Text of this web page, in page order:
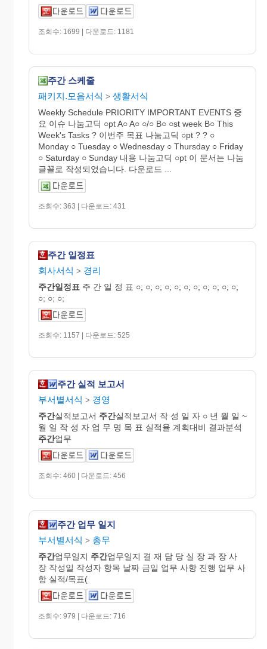
조회수: 1699 | 다운로드: 1181
주간 스케줄
패키지.모음서식 > 생활서식
Weekly Schedule PRIORITY IMPORTANT EVENTS 중
요 이슈 나눔고딕 ○pt A○ A○ ○/○ B○ ○st week B○ This
Week's Tasks ? 이번주 목표 나눔고딕 ○pt ? ? ○
Monday ○ Tuesday ○ Wednesday ○ Thursday ○ Friday
○ Saturday ○ Sunday 내용 나눔고딕 ○pt 이 문서는 나눔
글꼴로 작성되었습니다. 다운로드 ...
조회수: 363 | 다운로드: 431
주간 일정표
회사서식 > 경리
주간일정표 주 간 일 정 표 ○; ○; ○; ○; ○; ○; ○; ○; ○; ○; ○;
○; ○; ○;
조회수: 1157 | 다운로드: 525
주간 실적 보고서
부서별서식 > 경영
주간실적보고서 주간실적보고서 작 성 일 자 ○ 년 월 일 ~
월 일 작 성 자 업 무 명 목 표 실적율 계획대비 결과분석
주간업무
조회수: 460 | 다운로드: 456
주간 업무 일지
부서별서식 > 총무
주간업무일지 주간업무일지 결 재 담 당 실 장 과 장 사
장 작성일 작성자 항목 날짜 금일 업무 사항 진행 업무 사
항 실적/목표(
조회수: 979 | 다운로드: 716